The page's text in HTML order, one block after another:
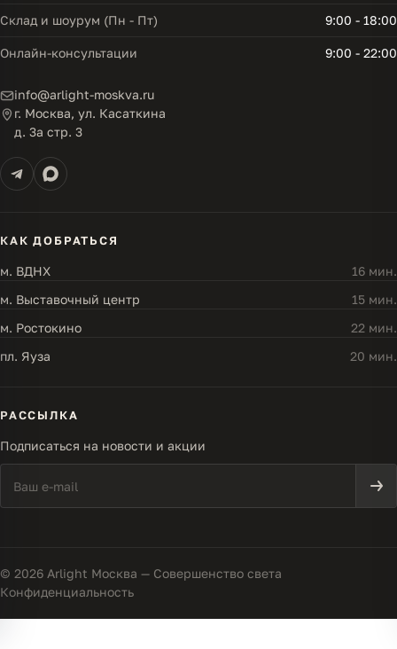
Склад и шоурум (Пн - Пт) 9:00 - 18:00
Онлайн-консультации 9:00 - 22:00
info@arlight-moskva.ru
г. Москва, ул. Касаткина
д. 3а стр. 3
КАК ДОБРАТЬСЯ
м. ВДНХ
16 мин.
м. Выставочный центр
15 мин.
м. Ростокино
22 мин.
пл. Яуза
20 мин.
РАССЫЛКА
Подписаться на новости и акции
© 2026 Arlight Москва — Совершенство света
Конфиденциальность